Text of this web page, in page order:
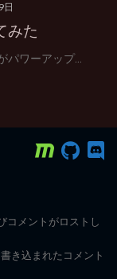
日
みた
ワーアップ...
コメントがロストし
き込まれたコメント